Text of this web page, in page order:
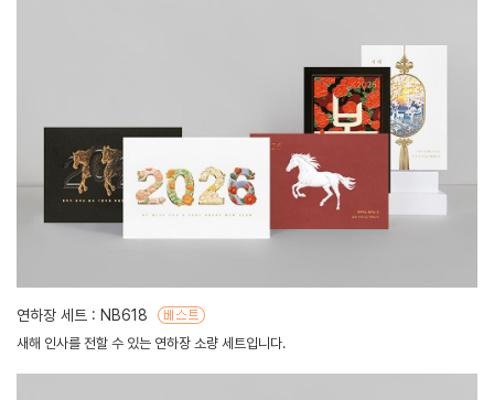
연하장 세트 : NB618
새해 인사를 전할 수 있는 연하장 소량 세트입니다.